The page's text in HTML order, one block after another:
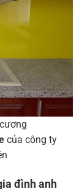
của công ty
đình anh